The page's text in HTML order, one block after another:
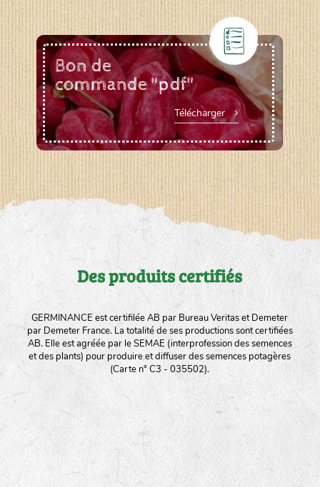
Bon de
commande "pdf"
Télécharger
Des produits certifiés
GERMINANCE est certifilée AB par Bureau Veritas et Demeter
par Demeter France. La totalité de ses productions sont certifiées
AB. Elle est agréée par le SEMAE (interprofession des semences
et des plants) pour produire et diffuser des semences potagères
(Carte n° C3 - 035502).